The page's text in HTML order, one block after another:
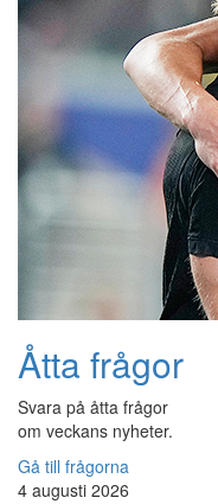
Åtta frågor
Svara på åtta frågor
om veckans nyheter.
Gå till frågorna
4 augusti 2026